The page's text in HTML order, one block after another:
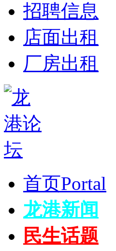
招聘信息
店面出租
厂房出租
首页Portal
龙港新闻
民生话题